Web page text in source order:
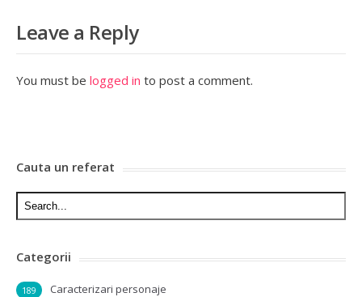
Leave a Reply
You must be logged in to post a comment.
Cauta un referat
Categorii
Caracterizari personaje
189